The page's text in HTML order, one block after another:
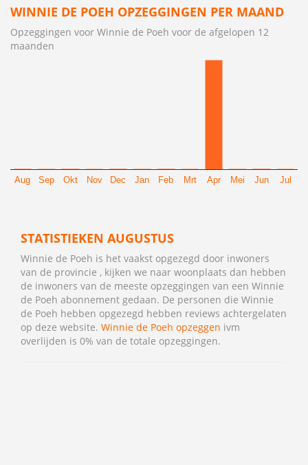
WINNIE DE POEH OPZEGGINGEN PER MAAND
Opzeggingen voor Winnie de Poeh voor de afgelopen 12
maanden
Aug Sep Okt Nov Dec Jan Feb Mrt Apr Mei Jun Jul
STATISTIEKEN AUGUSTUS
Winnie de Poeh is het vaakst opgezegd door inwoners
van de provincie , kijken we naar woonplaats dan hebben
de inwoners van de meeste opzeggingen van een Winnie
de Poeh abonnement gedaan. De personen die Winnie
de Poeh hebben opgezegd hebben reviews achtergelaten
op deze website. Winnie de Poeh opzeggen ivm
overlijden is 0% van de totale opzeggingen.